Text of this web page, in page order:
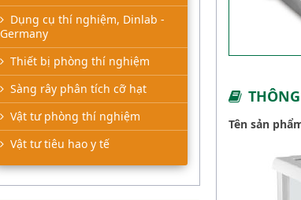
Tên sản
Dụng cụ thí nghiệm, Dinlab -
Germany
Thiết bị phòng thí nghiệm
Sàng rây phân tích cỡ hạt
Vật tư phòng thí nghiệm
Vật tư tiêu hao y tế